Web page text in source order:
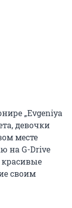
„Evgeniya
девочки
месте
на G-Drive
своим